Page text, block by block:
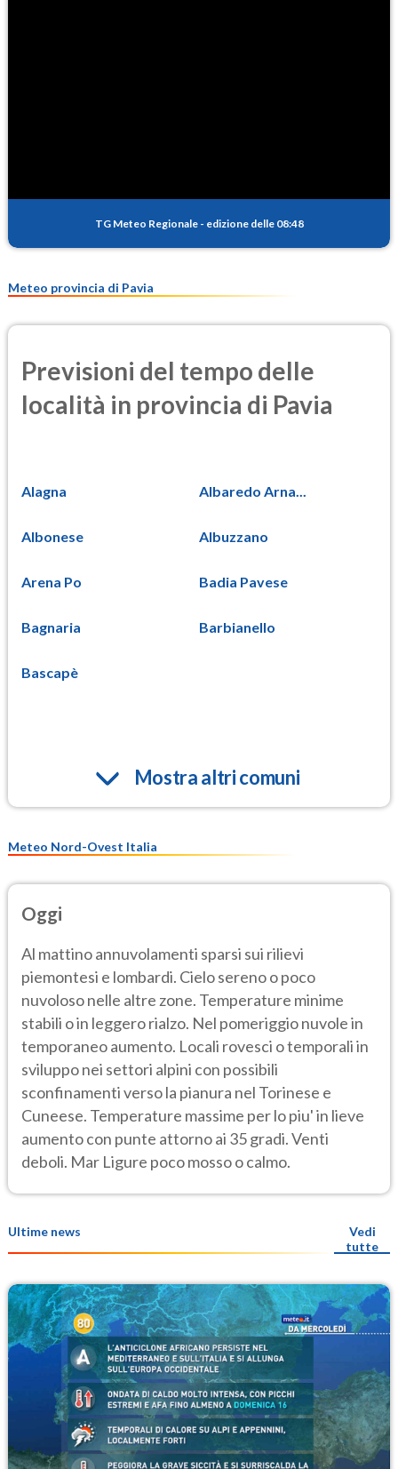
TG Meteo Regionale - edizione delle 08:48
Meteo provincia di Pavia
Previsioni del tempo delle
località in provincia di Pavia
Alagna Albaredo Arna...
Albonese Albuzzano
Arena Po Badia Pavese
Bagnaria Barbianello
Bascapè
Mostra altri comuni
Meteo Nord-Ovest Italia
Oggi
Al mattino annuvolamenti sparsi sui rilievi
piemontesi e lombardi. Cielo sereno o poco
nuvoloso nelle altre zone. Temperature minime
stabili o in leggero rialzo. Nel pomeriggio nuvole in
temporaneo aumento. Locali rovesci o temporali in
sviluppo nei settori alpini con possibili
sconfinamenti verso la pianura nel Torinese e
Cuneese. Temperature massime per lo piu' in lieve
aumento con punte attorno ai 35 gradi. Venti
deboli. Mar Ligure poco mosso o calmo.
Ultime news
Vedi
tutte